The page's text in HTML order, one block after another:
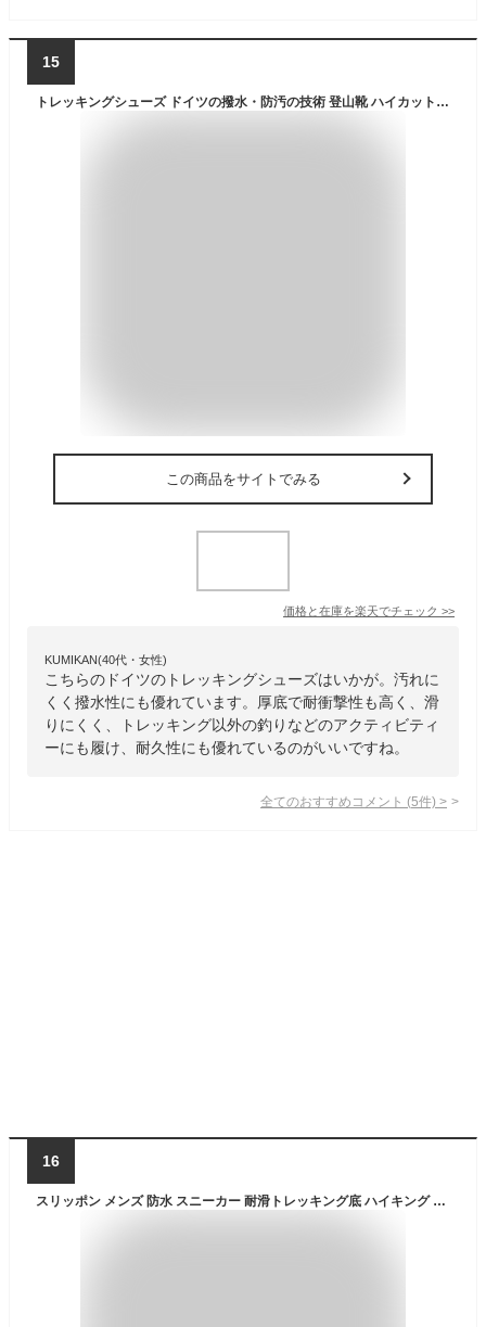
15
トレッキングシューズ ドイツの撥水・防汚の技術 登山靴 ハイカット 防水 スニーカー メンズ レディース 靴 シューズ ブーツ ウォーキングシューズ 登山 アウトドア キャンプ 釣り 革靴 厚底 人気 ランキング レインシューズ ミリタリーブーツ LAD WEATHER ラドウェザー
この商品をサイトでみる
価格と在庫を楽天でチェック >>
KUMIKAN(40代・女性)
こちらのドイツのトレッキングシューズはいかが。汚れに
くく撥水性にも優れています。厚底で耐衝撃性も高く、滑
りにくく、トレッキング以外の釣りなどのアクティビティ
ーにも履け、耐久性にも優れているのがいいですね。
全てのおすすめコメント (5件) >
16
スリッポン メンズ 防水 スニーカー 耐滑トレッキング底 ハイキング アウトドアシューズ ローカット 紐無なし おしゃれ 紳士靴 EDWIN エドウィン edm9802｜正規販売店